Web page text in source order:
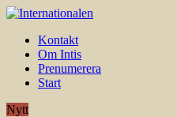
Kontakt
Om Intis
Prenumerera
Start
Nytt